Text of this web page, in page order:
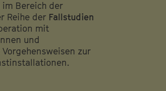
Bereich der
Reihe der Fallstudien
mit
und
zur